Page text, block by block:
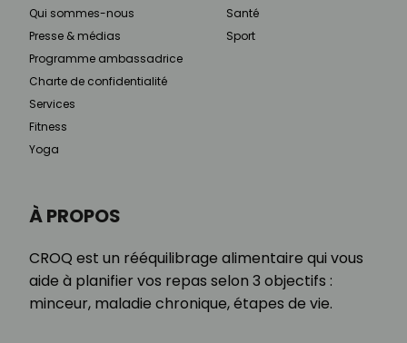
À PROPOS
CROQ est un rééquilibrage alimentaire qui vous
aide à planifier vos repas selon 3 objectifs :
minceur, maladie chronique, étapes de vie.
Qui sommes-nous
Presse & médias
Programme ambassadrice
Charte de confidentialité
Services
Fitness
Yoga
Santé
Sport